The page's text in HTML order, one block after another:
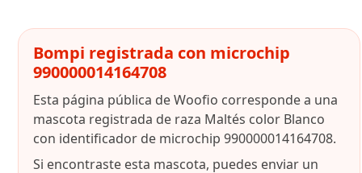
Bompi registrada con microchip
990000014164708
Esta página pública de Woofio corresponde a una
mascota registrada de raza Maltés color Blanco
con identificador de microchip 990000014164708.
Si encontraste esta mascota, puedes enviar un